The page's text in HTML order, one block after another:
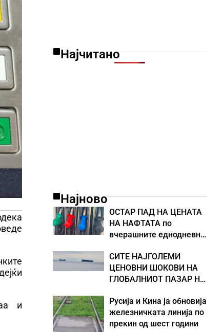
и
Најчитано
Најново
ОСТАР ПАД НА ЦЕНАТА
НА НАФТАТА по
вчерашните еднодневни
СИТЕ НАЈГОЛЕМИ
ЦЕНОВНИ ШОКОВИ НА
ГЛОБАЛНИОТ ПАЗАР НА
воените конфликти во
Персискиот Залив
Русија и Кина ја обновија
железничката линија по
прекин од шест години